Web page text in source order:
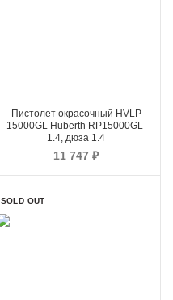
Пистолет окрасочный HVLP
15000GL Huberth RP15000GL-
1.4, дюза 1.4
11 747₽
SOLD OUT